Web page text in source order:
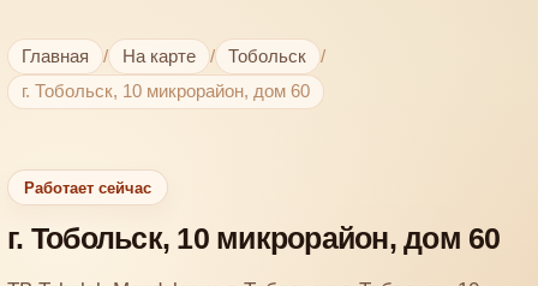
Главная / На карте / Тобольск
/
г. Тобольск, 10 микрорайон, дом 60
Работает сейчас
г. Тобольск, 10 микрорайон, дом 60